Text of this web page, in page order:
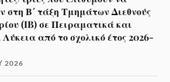
στη Β΄ τάξη Τμημάτων Διεθνούς
(IB) σε Πειραματικά και
από το σχολικό έτος 2026-
2026